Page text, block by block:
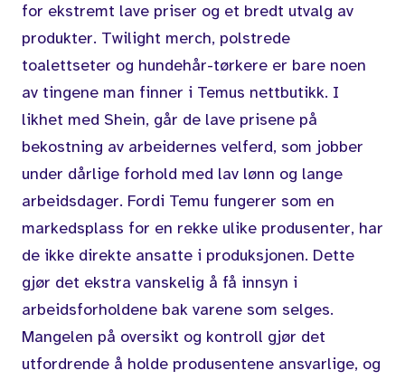
for ekstremt lave priser og et bredt utvalg av
produkter. Twilight merch, polstrede
toalettseter og hundehår-tørkere er bare noen
av tingene man finner i Temus nettbutikk. I
likhet med Shein, går de lave prisene på
bekostning av arbeidernes velferd, som jobber
under dårlige forhold med lav lønn og lange
arbeidsdager. Fordi Temu fungerer som en
markedsplass for en rekke ulike produsenter, har
de ikke direkte ansatte i produksjonen. Dette
gjør det ekstra vanskelig å få innsyn i
arbeidsforholdene bak varene som selges.
Mangelen på oversikt og kontroll gjør det
utfordrende å holde produsentene ansvarlige, og